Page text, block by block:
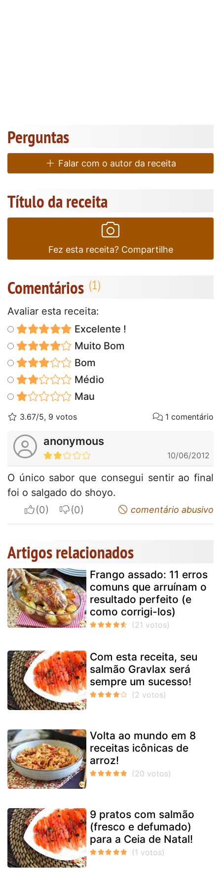
Perguntas
Falar com o autor da receita
Título da receita
Fez esta receita? Compartilhe
Comentários
Avaliar esta receita:
Excelente !
Muito Bom
Bom
Médio
Mau
3.67/5, 9 votos 1 comentário
anonymous
10/06/2012
O único sabor que consegui sentir ao final
foi o salgado do shoyo.
I apreciateI do not appreciatecomentário abusivo
Artigos relacionados
Frango assado: 11 erros
comuns que arruínam o
resultado perfeito (e
como corrigi-los)
Com esta receita, seu
salmão Gravlax será
sempre um sucesso!
Volta ao mundo em 8
receitas icônicas de
arroz!
9 pratos com salmão
(fresco e defumado)
para a Ceia de Natal!